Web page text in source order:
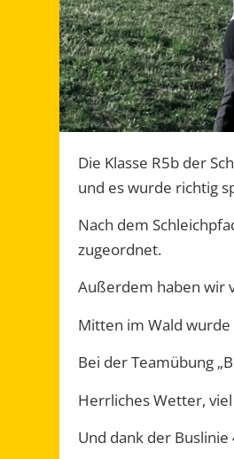
Die Klasse R5b der
und es wurde richtig
Nach dem
zugeordnet.
Außerdem haben wir
Mitten im Wald wurde
Bei der Teamübung
Herrliches Wetter,
Und dank der